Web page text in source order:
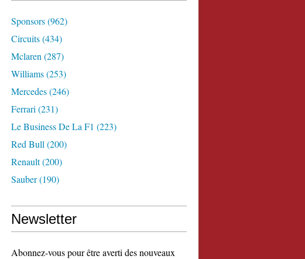
Sponsors(962)
Circuits(434)
Mclaren (287)
Williams(253)
Mercedes(246)
Ferrari (231)
Le Business De La F1 (223)
Red Bull (200)
Renault(200)
Sauber(190)
Newsletter
Abonnez-vous pour être averti des nouveaux